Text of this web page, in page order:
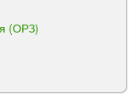
(ОРЗ)